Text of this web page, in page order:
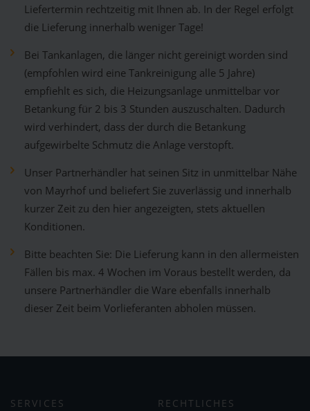
Liefertermin rechtzeitig mit Ihnen ab. In der Regel erfolgt
die Lieferung innerhalb weniger Tage!
Bei Tankanlagen, die länger nicht gereinigt worden sind
(empfohlen wird eine Tankreinigung alle 5 Jahre)
empfiehlt es sich, die Heizungsanlage unmittelbar vor
Betankung für 2 bis 3 Stunden auszuschalten. Dadurch
wird verhindert, dass der durch die Betankung
aufgewirbelte Schmutz die Anlage verstopft.
Unser Partnerhändler hat seinen Sitz in unmittelbar Nähe
von Mayrhof und beliefert Sie zuverlässig und innerhalb
kurzer Zeit zu den hier angezeigten, stets aktuellen
Konditionen.
Bitte beachten Sie: Die Lieferung kann in den allermeisten
Fällen bis max. 4 Wochen im Voraus bestellt werden, da
unsere Partnerhändler die Ware ebenfalls innerhalb
dieser Zeit beim Vorlieferanten abholen müssen.
SERVICES RECHTLICHES